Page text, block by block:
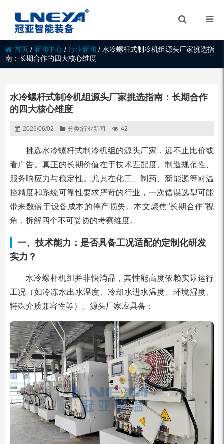
首页 / 新闻中心 /行业新闻 /水冷螺杆式制冷机组源头厂家挑选指
南：长期合作的四大核心维度
水冷螺杆式制冷机组源头厂家挑选指南：长期合作
的四大核心维度
2026/06/02 分类:行业新闻 42
挑选水冷螺杆式制冷机组的源头厂家，远不止比价或
看广告。真正的长期价值在于技术匹配度、制造规范性、
服务响应力与稳定性。尤其在化工、制药、新能源等对温
控精度和系统可靠性要求严苛的行业，一次错误选型可能
带来数倍于设备成本的停产损失。本文聚焦“长期合作”视
角，拆解四个不可妥协的考察维度。
一、技术能力：是否具备工况适配的定制化研发
实力？
水冷螺杆机组并非快消品，其性能高度依赖实际运行
工况（如冷冻水出水温度、冷却水进水温度、环境湿度、
特殊介质兼容性等）。源头厂家应具备：